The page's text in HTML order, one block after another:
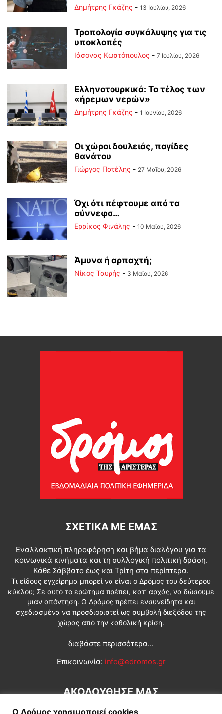
Δημήτρης Γκάζης - 13 Ιουλίου, 2026
Τροπολογία συγκάλυψης για τις
υποκλοπές
Ιάσονας Κωστόπουλος - 7 Ιουλίου, 2026
Ελληνοτουρκικά: Το τέλος των
«ήρεμων νερών»
Δημήτρης Γκάζης - 1 Ιουνίου, 2026
Οι χώροι δουλειάς, παγίδες
θανάτου
Γιώργος Πατέλης - 27 Μαΐου, 2026
Όχι ότι πέφτουμε από τα
σύννεφα…
Ερρίκος Φινάλης - 10 Μαΐου, 2026
Άμυνα ή αρπαχτή;
Νίκος Ταυρής - 3 Μαΐου, 2026
ΣΧΕΤΙΚΆ ΜΕ ΕΜΆΣ
Εναλλακτική πληροφόρηση και βήμα διαλόγου για τα
κοινωνικά κινήματα και τη συλλογική πολιτική δράση.
Κάθε Σάββατο έως και Τρίτη στα περίπτερα.
Τι είδους εγχείρημα μπορεί να είναι ο Δρόμος του δεύτερου
κύκλου; Σε αυτό το ερώτημα πρέπει, κατ’ αρχάς, να δώσουμε
μιαν απάντηση. Ο Δρόμος πρέπει ενσυνείδητα και
σχεδιασμένα να προσδιοριστεί ως συμβολή διεξόδου της
χώρας από την καθολική κρίση.
διαβάστε περισσότερα...
Επικοινωνία: info@edromos.gr
ΑΚΟΛΟΥΘΗΣΕ ΜΑΣ
Ο Δρόμος χρησιμοποιεί cookies